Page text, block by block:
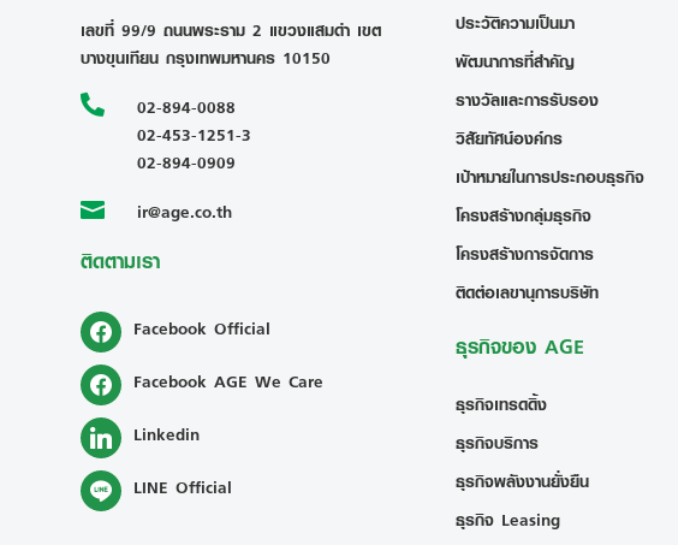
เลขที่ 99/9 ถนนพระราม 2 แขวงแสมดำ เขต
บางขุนเทียน กรุงเทพมหานคร 10150

02-894-0088
02-453-1251-3
02-894-0909
 ir@age.co.th
ติดตามเรา
Facebook Official
Facebook AGE We Care
Linkedin
LINE Official
ประวัติความเป็นมา
พัฒนาการที่สำคัญ
รางวัลและการรับรอง
วิสัยทัศน์องค์กร
เป้าหมายในการประกอบธุรกิจ
โครงสร้างกลุ่มธุรกิจ
โครงสร้างการจัดการ
ติดต่อเลขานุการบริษัท
ธุรกิจของ AGE
ธุรกิจเทรดดิ้ง
ธุรกิจบริการ
ธุรกิจพลังงานยั่งยืน
ธุรกิจ Leasing